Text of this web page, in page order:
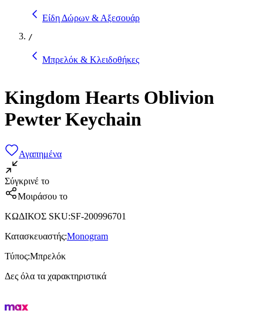
Είδη Δώρων & Αξεσουάρ
/
Μπρελόκ & Κλειδοθήκες
Kingdom Hearts Oblivion
Pewter Keychain
Αγαπημένα
Σύγκρινέ το
Μοιράσου το
ΚΩΔΙΚΟΣ SKU:SF-200996701
Κατασκευαστής:Monogram
Τύπος:Μπρελόκ
Δες όλα τα χαρακτηριστικά